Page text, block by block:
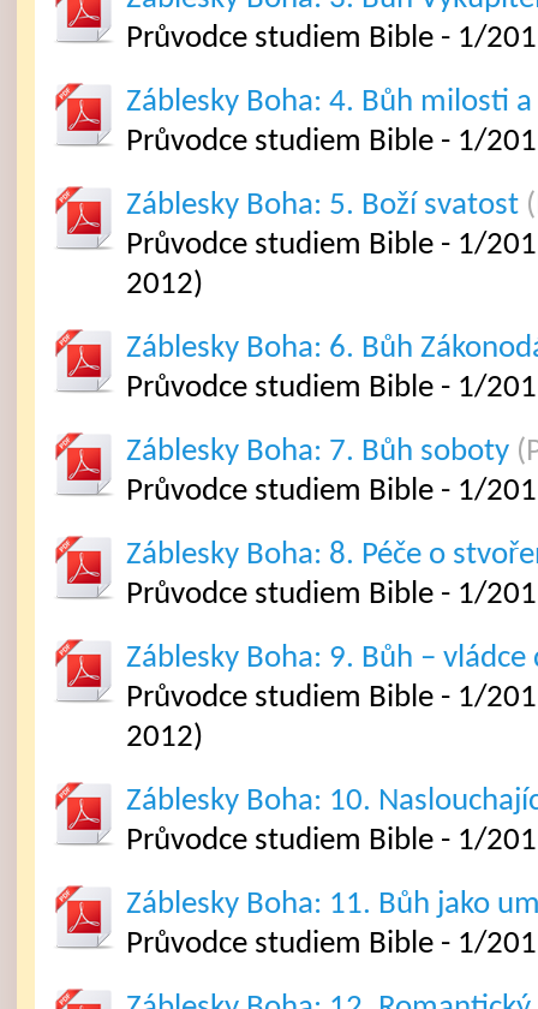
Průvodce studiem Bible - 1/
Záblesky Boha: 4. Bůh milosti
Průvodce studiem Bible - 1/
Záblesky Boha: 5. Boží svatost
Průvodce studiem Bible - 1/
2012)
Záblesky Boha: 6. Bůh
Průvodce studiem Bible - 1/
Záblesky Boha: 7. Bůh soboty
Průvodce studiem Bible - 1/
Záblesky Boha: 8. Péče o
Průvodce studiem Bible - 1/
Záblesky Boha: 9. Bůh – vládce
Průvodce studiem Bible - 1/
2012)
Záblesky Boha: 10.
Průvodce studiem Bible - 1/
Záblesky Boha: 11. Bůh jako
Průvodce studiem Bible - 1/